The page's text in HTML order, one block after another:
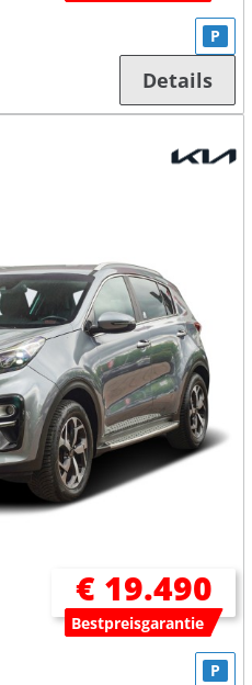
P
Details
€ 19.490
Bestpreisgarantie
P